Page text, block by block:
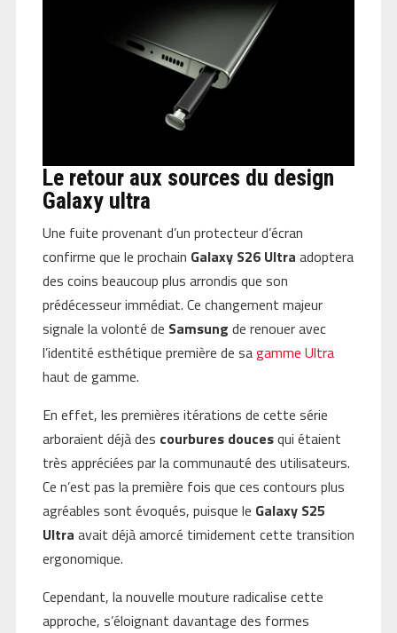
Le retour aux sources du design
Galaxy ultra
Une fuite provenant d’un protecteur d’écran
confirme que le prochain Galaxy S26 Ultra adoptera
des coins beaucoup plus arrondis que son
prédécesseur immédiat. Ce changement majeur
signale la volonté de Samsung de renouer avec
l’identité esthétique première de sagamme Ultra
haut de gamme.
En effet, les premières itérations de cette série
arboraient déjà des courbures doucesqui étaient
très appréciées par la communauté des utilisateurs.
Ce n’est pas la première fois que ces contours plus
agréables sont évoqués, puisque le Galaxy S25
Ultra avait déjà amorcé timidement cette transition
ergonomique.
Cependant, la nouvelle mouture radicalise cette
approche, s’éloignant davantage des formes